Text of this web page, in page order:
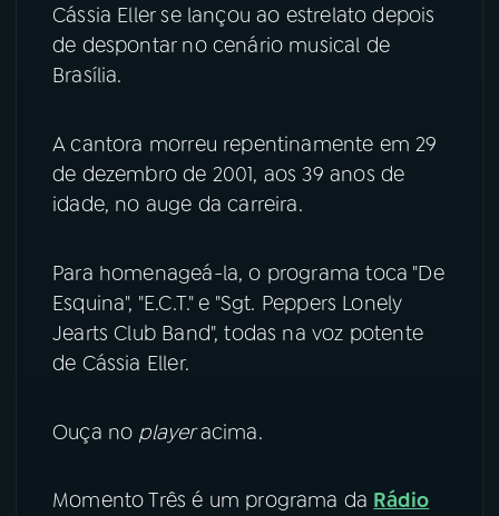
06VIDEOCASTS
07ÚLTIMAS
FESTIVAL DE MÚSICA
YouTube Facebook
Instagram X
Cássia Eller se lançou ao estrelato depois
de despontar no cenário musical de
Brasília.
A cantora morreu repentinamente em 29
de dezembro de 2001, aos 39 anos de
idade, no auge da carreira.
Para homenageá-la, o programa toca "De
Esquina", "E.C.T." e "Sgt. Peppers Lonely
Jearts Club Band", todas na voz potente
de Cássia Eller.
Ouça no playeracima.
Momento Três é um programa da Rádio